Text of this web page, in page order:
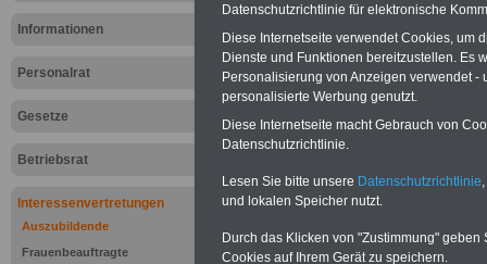
Informationen
Personalrat
Gesetze
Betriebsrat
Interessenvertretungen
Auszubildende
Frauenbeauftragte
Lexikon
Datenschutzrichtlinie für elektronische
Diese Internetseite verwendet Cookies, um
Dienste und Funktionen bereitzustellen. Es
Personalisierung von Anzeigen verwendet
personalisierte Werbung genutzt.
Diese Internetseite macht Gebrauch von
Datenschutzrichtlinie.
Lesen Sie bitte unsere Datenschutzrichtlinie
und lokalen Speicher nutzt.
Durch das Klicken von "Zustimmung"
Cookies auf Ihrem Gerät zu speichern.